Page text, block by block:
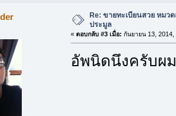
Re: ขายทะเบียนสวย หมว
ประมูล
« ตอบกลับ #3 เมื่อ: กันยายน 13, 2014,
อัพนิดนึงครับผ